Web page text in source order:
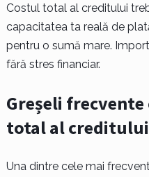
Costul total al creditului
capacitatea ta reală de
pentru o sumă mare.
fără stres financiar.
Greșeli
total al creditului
Una dintre cele mai